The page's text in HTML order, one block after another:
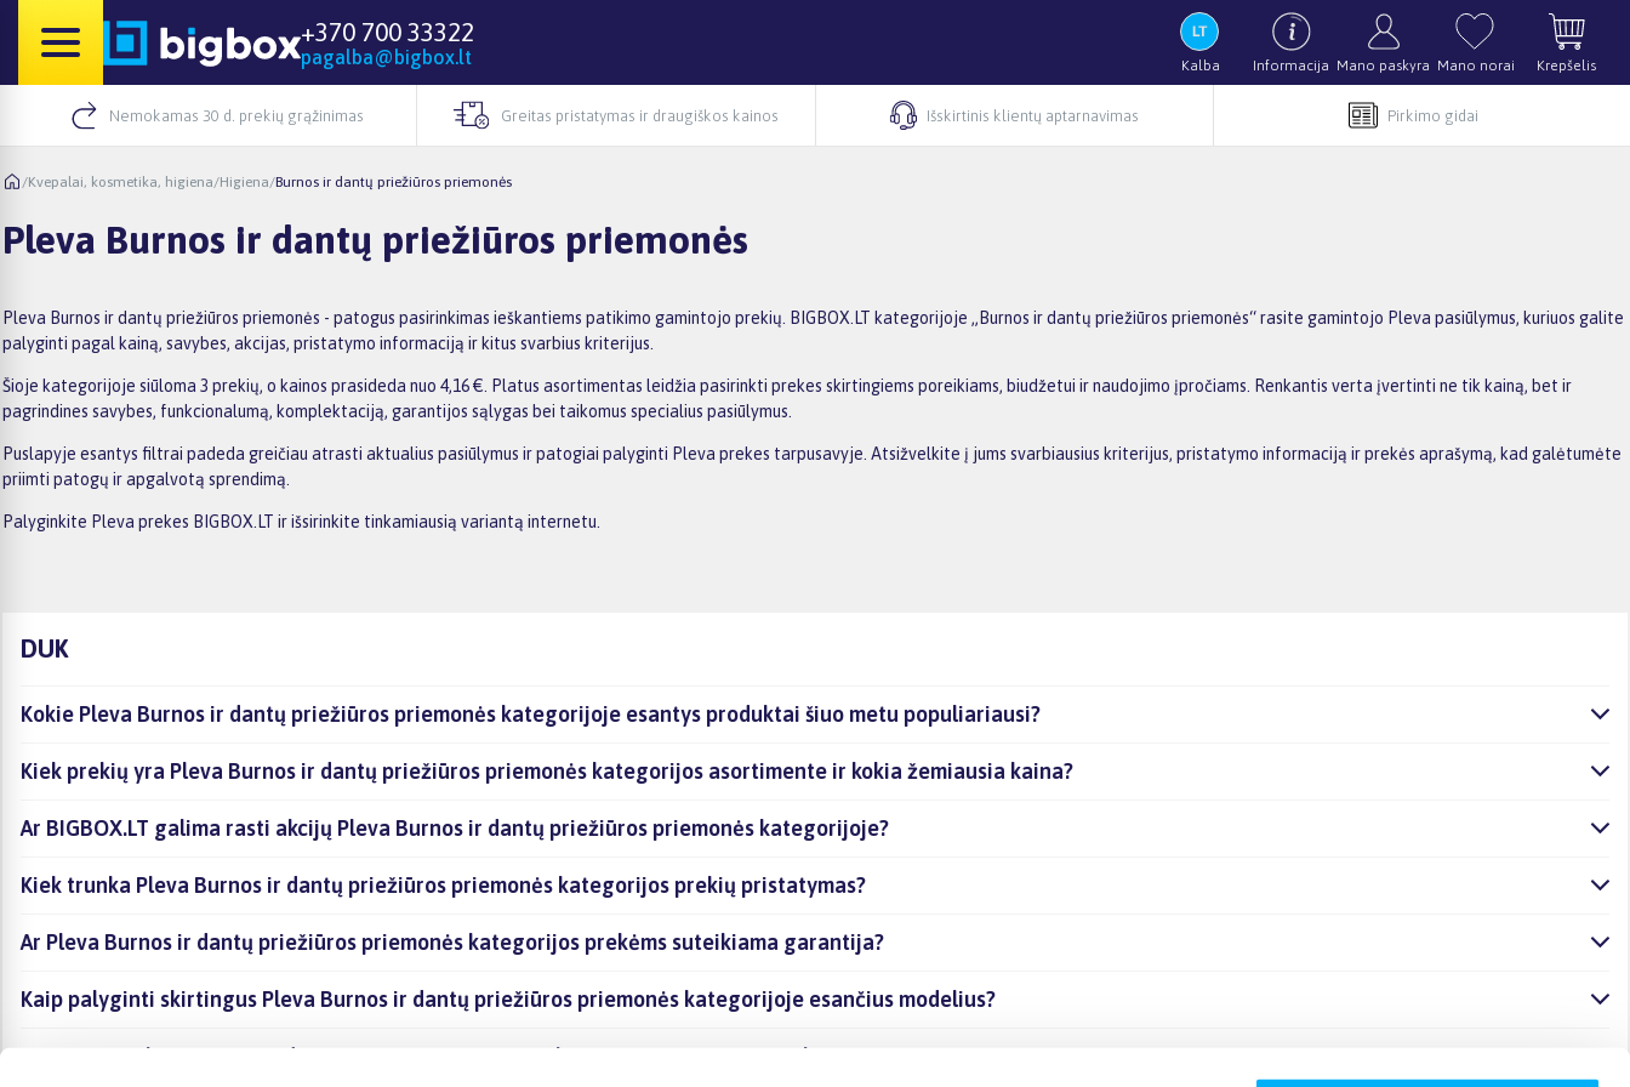
+370 700 33322
pagalba@bigbox.lt Kalba Informacija Mano paskyra Mano norai Krepšelis
Nemokamas 30 d. prekių grąžinimas Greitas pristatymas ir draugiškos kainos Išskirtinis klientų aptarnavimas Pirkimo gidai
/Kvepalai, kosmetika, higiena/Higiena/Burnos ir dantų priežiūros priemonės
Pleva Burnos ir dantų priežiūros priemonės
Pleva Burnos ir dantų priežiūros priemonės - patogus pasirinkimas ieškantiems patikimo gamintojo prekių. BIGBOX.LT kategorijoje „Burnos ir dantų priežiūros priemonės“ rasite gamintojo Pleva pasiūlymus, kuriuos galite
palyginti pagal kainą, savybes, akcijas, pristatymo informaciją ir kitus svarbius kriterijus.
Šioje kategorijoje siūloma 3 prekių, o kainos prasideda nuo 4,16 €. Platus asortimentas leidžia pasirinkti prekes skirtingiems poreikiams, biudžetui ir naudojimo įpročiams. Renkantis verta įvertinti ne tik kainą, bet ir
pagrindines savybes, funkcionalumą, komplektaciją, garantijos sąlygas bei taikomus specialius pasiūlymus.
Puslapyje esantys filtrai padeda greičiau atrasti aktualius pasiūlymus ir patogiai palyginti Pleva prekes tarpusavyje. Atsižvelkite į jums svarbiausius kriterijus, pristatymo informaciją ir prekės aprašymą, kad galėtumėte
priimti patogų ir apgalvotą sprendimą.
Palyginkite Pleva prekes BIGBOX.LT ir išsirinkite tinkamiausią variantą internetu.
DUK
Kokie Pleva Burnos ir dantų priežiūros priemonės kategorijoje esantys produktai šiuo metu populiariausi?
Kiek prekių yra Pleva Burnos ir dantų priežiūros priemonės kategorijos asortimente ir kokia žemiausia kaina?
Ar BIGBOX.LT galima rasti akcijų Pleva Burnos ir dantų priežiūros priemonės kategorijoje?
Kiek trunka Pleva Burnos ir dantų priežiūros priemonės kategorijos prekių pristatymas?
Ar Pleva Burnos ir dantų priežiūros priemonės kategorijos prekėms suteikiama garantija?
Kaip palyginti skirtingus Pleva Burnos ir dantų priežiūros priemonės kategorijoje esančius modelius?
Kaip įsigyti Pleva Burnos ir dantų priežiūros priemonės kategorijoje esančias prekes internetu?